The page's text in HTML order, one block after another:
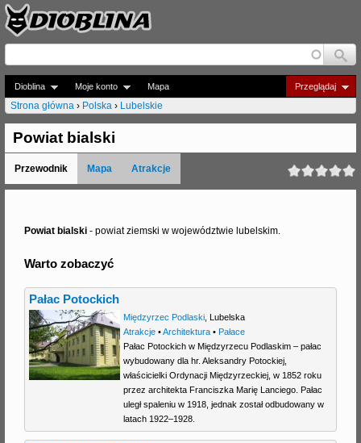
Jump to navigation
Dioblina Moje konto Przeglądaj
Mapa
J
e
s
Strona główna › Polska › Lubelskie
Powiat bialski
Przewodnik Mapa Atrakcje
Powiat bialski - powiat ziemski w województwie lubelskim.
Warto zobaczyć
Pałac Potockich
Międzyrzec Podlaski, Lubelska
Atrakcje•Architektura• Pałace
Pałac Potockich w Międzyrzecu Podlaskim – pałac
wybudowany dla hr. Aleksandry Potockiej,
właścicielki Ordynacji Międzyrzeckiej, w 1852 roku
przez architekta Franciszka Marię Lanciego. Pałac
uległ spaleniu w 1918, jednak został odbudowany w
latach 1922–1928.